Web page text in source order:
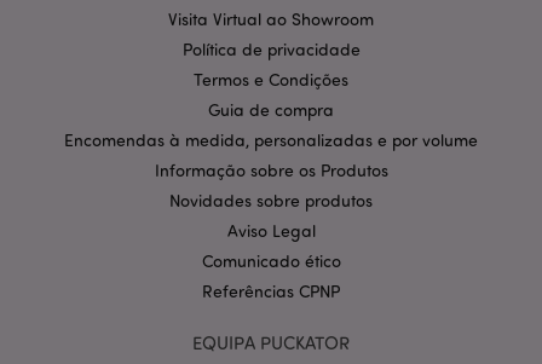
Visita Virtual ao Showroom
Política de privacidade
Termos e Condições
Guia de compra
Encomendas à medida, personalizadas e por volume
Informação sobre os Produtos
Novidades sobre produtos
Aviso Legal
Comunicado ético
Referências CPNP
EQUIPA PUCKATOR
Segmentação
Funcionalidade
Os cookies estritamente necessários permitem
funcionalidades centrais do website, tais como login
de utilizador e gestão de conta. O sítio web não
pode ser utilizado correctamente sem os cookies
estritamente necessários.
Provider
CookieScriptConsent